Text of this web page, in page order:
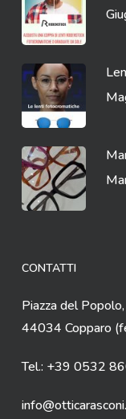
CONTATTI
Piazza del
44034 Copparo
Tel.: +39 0532